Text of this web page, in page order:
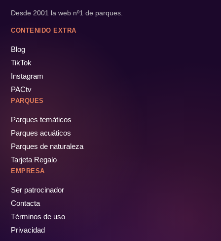
Desde 2001 la web nº1 de parques.
CONTENIDO EXTRA
Blog
TikTok
Instagram
PACtv
PARQUES
Parques temáticos
Parques acuáticos
Parques de naturaleza
Tarjeta Regalo
EMPRESA
Ser patrocinador
Contacta
Términos de uso
Privacidad